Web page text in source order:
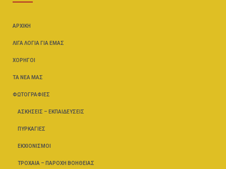
ΑΡΧΙΚΉ
ΛΊΓΑ ΛΌΓΙΑ ΓΙΑ ΕΜΆΣ
ΧΟΡΗΓΟΊ
ΤΑ ΝΈΑ ΜΑΣ
ΦΩΤΟΓΡΑΦΊΕΣ
ΑΣΚΉΣΕΙΣ – ΕΚΠΑΙΔΕΎΣΕΙΣ
ΠΥΡΚΑΓΙΈΣ
ΕΚΧΙΟΝΙΣΜΟΊ
ΤΡΟΧΑΊΑ – ΠΑΡΟΧΉ ΒΟΗΘΕΊΑΣ